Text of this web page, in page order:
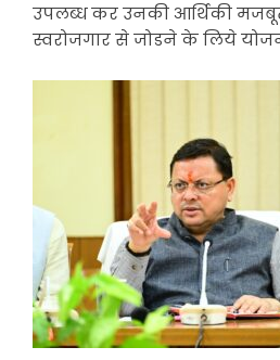
उपलब्ध कर उनकी आर्थिकी
स्वरोजगार से जोडने के लिये